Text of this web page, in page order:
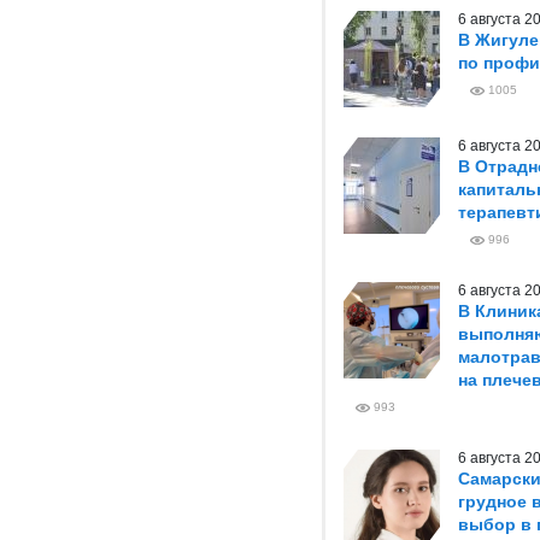
6 августа
В
по
1005
6 августа
В
996
6 августа
В
на
993
6 августа
грудное
выбор в